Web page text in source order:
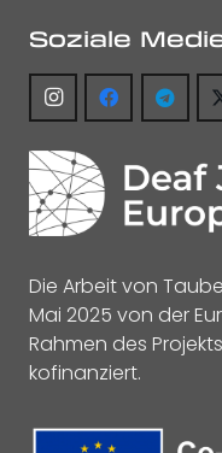
Soziale
Die Arbeit von
Mai 2025 von der
Rahmen des Projekts
kofinanziert.